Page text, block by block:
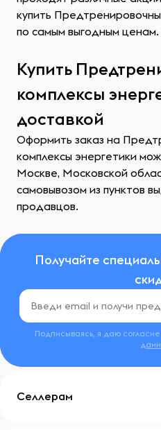
купить
по самым выгодным ценам.
Купить
комплексы
доставкой
Оформить заказ на
комплексы энергетики
Москве, Московской
самовывозом из пунктов
продавцов.
Получайте
Подписываясь, я даю
Селлерам